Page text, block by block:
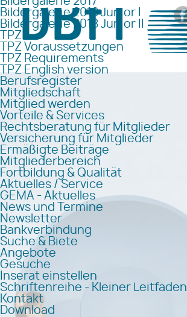
Bildergalerie 2018 Junior I
Bildergalerie 2018 Junior II
TPZ
TPZ Voraussetzungen
TPZ Requirements
TPZ English version
Berufsregister
Mitgliedschaft
Mitglied werden
Vorteile & Services
Rechtsberatung für Mitglieder
Versicherung für Mitglieder
Ermäßigte Beiträge
Mitgliederbereich
Fortbildung & Qualität
Aktuelles / Service
GEMA - Aktuelles
News und Termine
Newsletter
Bankverbindung
Suche & Biete
Angebote
Gesuche
Inserat einstellen
Schriftenreihe - Kleiner Leitfaden
Kontakt
Download